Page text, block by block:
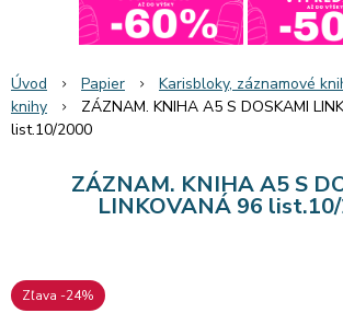
Úvod Papier Karisbloky, záznamové
knihy
ZÁZNAM. KNIHA A5 S DOSKAMI
list.10/2000
ZÁZNAM. KNIHA A5 S
LINKOVANÁ 96
Zľava -24%